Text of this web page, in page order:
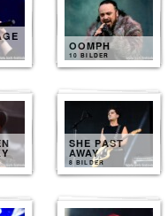
OOMPH
10 BILDER
SHE PAST
AWAY
8 BILDER